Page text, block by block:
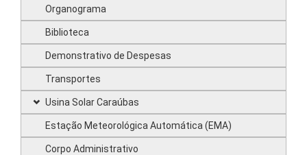
Organograma
Biblioteca
Demonstrativo de Despesas
Transportes
Usina Solar Caraúbas
Estação Meteorológica Automática (EMA)
Corpo Administrativo